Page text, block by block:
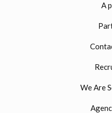
A
We Are